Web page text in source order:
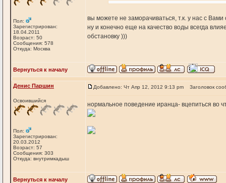
Пол:
Зарегистрирован:
18.04.2011
Возраст: 50
Сообщения: 578
Откуда: Москва
вы можете не заморачиваться, т.к. у нас с
ну и конечно еще на качество воды всегда
обстановку )))
Вернуться к началу
Денис Паршин
Освоившийся
Пол:
Зарегистрирован:
20.03.2012
Возраст: 57
Сообщения: 303
Откуда: внутримкадыш
Добавлено: Чт Апр 12, 2012 9:13 pm Заголовок
нормальное поведение иранца- вцепиться во
Вернуться к началу